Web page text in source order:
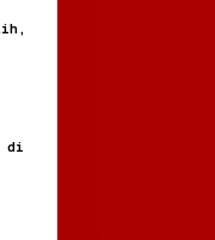
di